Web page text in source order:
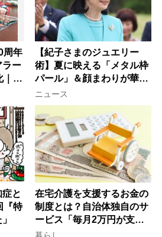
周年
ラー
｜流
法
し
【紀子さまのジュエリー
術】夏に映える「メタル枠
パール」＆顔まわりが華や
ぐ「揺れる一粒」の使い分
け方
ニュース
と
『特
在宅介護を支援するお金の
制度とは？自治体独自のサ
ービス「毎月2万円が支給
される」ケースも【FP解